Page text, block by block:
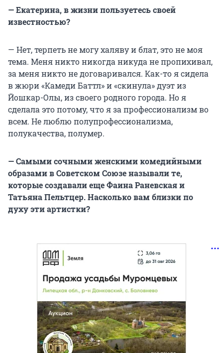
— Екатерина, в жизни пользуетесь своей
известностью?
— Нет, терпеть не могу халяву и блат, это не моя
тема. Меня никто никогда никуда не пропихивал,
за меня никто не договаривался. Как-то я сидела
в жюри «Камеди Баттл» и «скинула» дуэт из
Йошкар-Олы, из своего родного города. Но я
сделала это потому, что я за профессионализм во
всем. Не люблю полупрофессионализма,
полукачества, полумер.
— Самыми сочными женскими комедийными
образами в Советском Союзе называли те,
которые создавали еще Фаина Раневская и
Татьяна Пельтцер. Насколько вам близки по
духу эти артистки?